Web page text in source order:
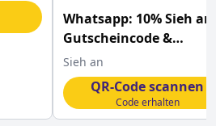
Whatsapp: 10% Sieh an
Gutscheincode &
exklusive Vorteile
Sieh an
QR-Code scannen
Code erhalten